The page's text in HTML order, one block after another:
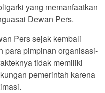
yang memanfaatkan
Dewan Pers.
Pers sejak kembali
para pimpinan organisasi-
tidak memiliki
pemerintah karena